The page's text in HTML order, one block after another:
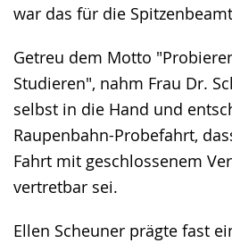
war das für die
Getreu dem Motto
Studieren", nahm Frau Dr.
selbst in die Hand und
Raupenbahn-Probefahrt,
Fahrt mit geschlossenem
vertretbar sei.
Ellen Scheuner prägte fast